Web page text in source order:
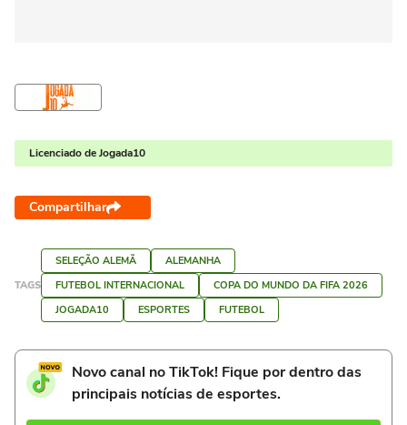
Licenciado de Jogada10
Compartilhar
TAGS
SELEÇÃO ALEMÃ
ALEMANHA
FUTEBOL INTERNACIONAL
COPA DO MUNDO DA FIFA 2026
JOGADA10
ESPORTES FUTEBOL
Novo canal no TikTok! Fique por dentro das
principais notícias de esportes.